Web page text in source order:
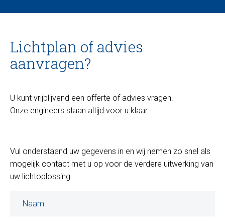
Lichtplan of advies
aanvragen?
U kunt vrijblijvend een offerte of advies vragen.
Onze engineers staan altijd voor u klaar.
Vul onderstaand uw gegevens in en wij nemen zo snel als
mogelijk contact met u op voor de verdere uitwerking van
uw lichtoplossing.